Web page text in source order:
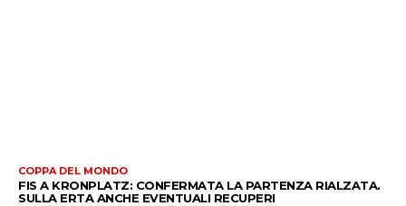
COPPA DEL MONDO
FIS A KRONPLATZ: CONFERMATA LA PARTENZA RIALZATA.
SULLA ERTA ANCHE EVENTUALI RECUPERI